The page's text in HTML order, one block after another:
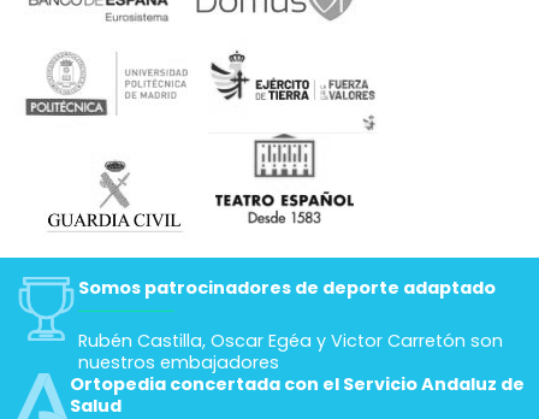
Somos patrocinadores de deporte adaptado
Rubén Castilla, Oscar Egéa y Victor Carretón son
nuestros embajadores
Ortopedia concertada con el Servicio Andaluz de
Salud